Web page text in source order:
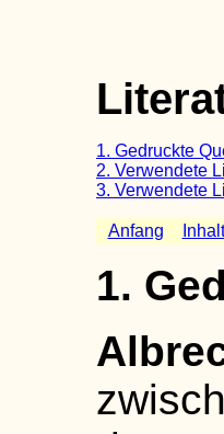
1. Gedruckte
2. Verwendete
3. Verwendete
Anfang Inhalt
1.